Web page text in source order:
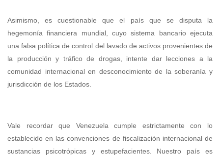
Asimismo, es cuestionable que el país que se disputa la
hegemonía financiera mundial, cuyo sistema bancario ejecuta
una falsa política de control del lavado de activos provenientes de
la producción y tráfico de drogas, intente dar lecciones a la
comunidad internacional en desconocimiento de la soberanía y
jurisdicción de los Estados.
Vale recordar que Venezuela cumple estrictamente con lo
establecido en las convenciones de fiscalización internacional de
sustancias psicotrópicas y estupefacientes. Nuestro país es